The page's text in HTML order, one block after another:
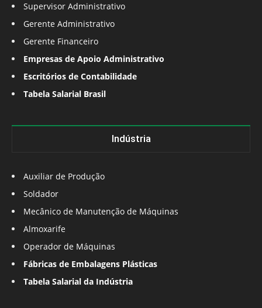
Supervisor Administrativo
Gerente Administrativo
Gerente Financeiro
Empresas de Apoio Administrativo
Escritórios de Contabilidade
Tabela Salarial Brasil
Indústria
Auxiliar de Produção
Soldador
Mecânico de Manutenção de Máquinas
Almoxarife
Operador de Máquinas
Fábricas de Embalagens Plásticas
Tabela Salarial da Indústria